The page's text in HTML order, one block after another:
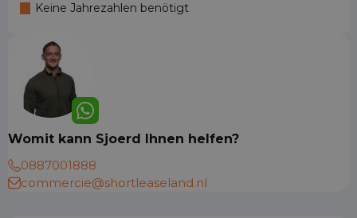
Keine Jahrezahlen benötigt
Womit kann Sjoerd Ihnen helfen?
0887001888
commercie@shortleaseland.nl